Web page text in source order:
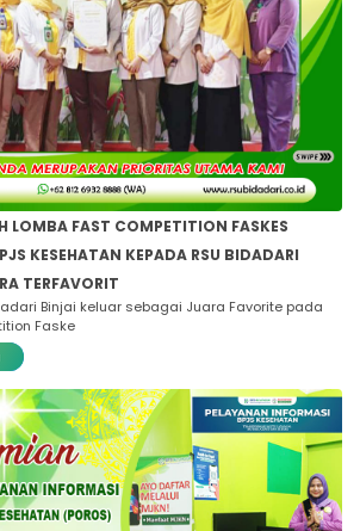
LOMBA FAST COMPETITION FASKES
KESEHATAN KEPADA RSU BIDADARI
TERFAVORIT
Binjai keluar sebagai Juara Favorite pada
Faske